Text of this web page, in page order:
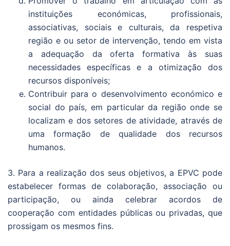
instituições económicas, profissionais,
associativas, sociais e culturais, da respetiva
região e ou setor de intervenção, tendo em vista
a adequação da oferta formativa às suas
necessidades específicas e a otimização dos
recursos disponíveis;
Contribuir para o desenvolvimento económico e
social do país, em particular da região onde se
localizam e dos setores de atividade, através de
uma formação de qualidade dos recursos
humanos.
3. Para a realização dos seus objetivos, a EPVC pode
estabelecer formas de colaboração, associação ou
participação, ou ainda celebrar acordos de
cooperação com entidades públicas ou privadas, que
prossigam os mesmos fins.